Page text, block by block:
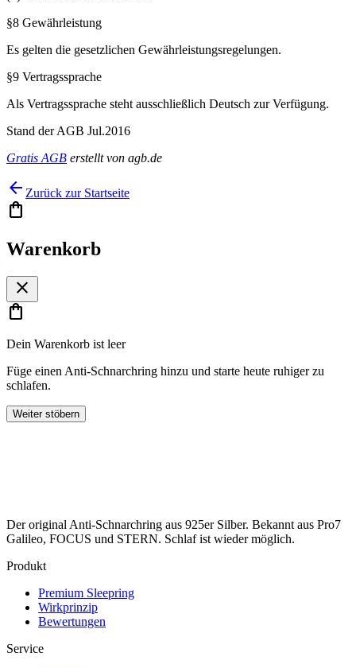
§8 Gewährleistung
Es gelten die gesetzlichen Gewährleistungsregelungen.
§9 Vertragssprache
Als Vertragssprache steht ausschließlich Deutsch zur Verfügung.
Stand der AGB Jul.2016
Gratis AGB erstellt von agb.de
arrow_back Zurück zur Startseite
shopping_bag
Warenkorb
close
shopping_bag
Dein Warenkorb ist leer
Füge einen Anti-Schnarchring hinzu und starte heute ruhiger zu
schlafen.
Weiter stöbern
Der original Anti-Schnarchring aus 925er Silber. Bekannt aus Pro7
Galileo, FOCUS und STERN. Schlaf ist wieder möglich.
Produkt
Premium Sleepring
Wirkprinzip
Bewertungen
Service